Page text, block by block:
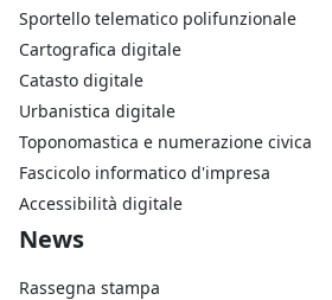
Sportello telematico polifunzionale
Cartografica digitale
Catasto digitale
Urbanistica digitale
Toponomastica e numerazione civica
Fascicolo informatico d'impresa
Accessibilità digitale
Footer Azienda
News
Rassegna stampa